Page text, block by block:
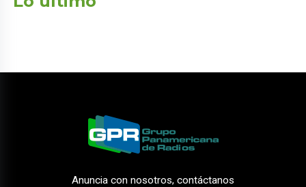
Anuncia con nosotros, contáctanos